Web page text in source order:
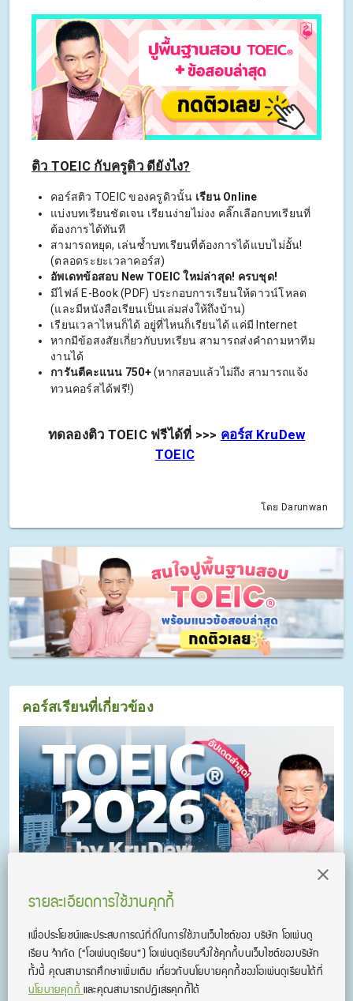
ติว TOEIC กับครูดิว ดียังไง?
คอร์สติว TOEIC ของครูดิวนั้น เรียน Online
แบ่งบทเรียนชัดเจน เรียนง่ายไม่งง คลิ๊กเลือกบทเรียนที่
ต้องการได้ทันที
สามารถหยุด, เล่นซ้ำบทเรียนที่ต้องการได้แบบไม่อั้น!
(ตลอดระยะเวลาคอร์ส)
อัพเดทข้อสอบ New TOEIC ใหม่ล่าสุด! ครบชุด!
มีไฟล์ E-Book (PDF) ประกอบการเรียนให้ดาวน์โหลด
(และมีหนังสือเรียนเป็นเล่มส่งให้ถึงบ้าน)
เรียนเวลาไหนก็ได้ อยู่ที่ไหนก็เรียนได้ แค่มี Internet
หากมีข้อสงสัยเกี่ยวกับบทเรียน สามารถส่งคำถามหาทีม
งานได้
การันตีคะแนน 750+(หากสอบแล้วไม่ถึง สามารถแจ้ง
ทวนคอร์สได้ฟรี!)
ทดลองติว TOEIC ฟรีได้ที่ >>> คอร์ส KruDew
TOEIC
โดย Darunwan
คอร์สเรียนที่เกี่ยวข้อง
คอร์ส KruDew ติวสอบ TOEICⓇ เก็งข้อสอบ พร้อมเทคนิคเพียบ อัพ
คะแนนได้พุ่งพรวด ในเวลาไม่ถึงเดือน!
รายละเอียดการใช้งานคุกกี้
เพื่อประโยชน์และประสบการณ์ที่ดีในการใช้งานเว็บไซต์ของ บริษัท โอเพ่นดู
เรียน จํากัด (“โอเพ่นดูเรียน”)โอเพ่นดูเรียนจึงใช้คุกกี้บนเว็บไซต์ของบริษัท
ทั้งนี้ คุณสามารถศึกษาเพิ่มเติม เกี่ยวกับนโยบายคุกกี้ของโอเพ่นดูเรียนได้ที่
นโยบายคุกกี้และคุณสามารถปฏิเสธคุกกี้ได้